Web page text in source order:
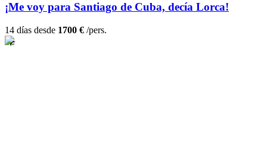
¡Me voy para Santiago de Cuba, decía Lorca!
14 días desde 1700 € /pers.